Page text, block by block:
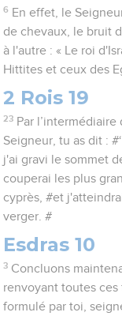
6 En effet, le
de chevaux, le bruit
à l'autre : « Le roi
Hittites et ceux des
2 Rois 19
23 Par
Seigneur, tu as dit :
j'ai gravi le sommet
couperai les plus
cyprès, #et
verger. #
Esdras 10
3 Concluons
renvoyant toutes ces
formulé par toi,